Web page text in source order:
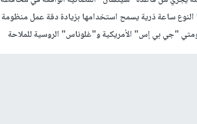
ساعة ذرية يسمح استخدامها بزيادة دقة عمل منظومة
"جي بي إس" الأمريكية و"غلوناس" الروسية للملاحة